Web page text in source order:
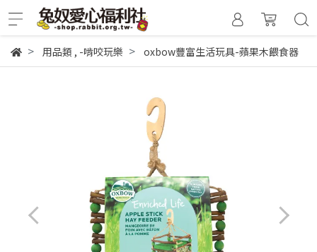
用品類 , -啃咬玩樂 oxbow豐富生活玩具-蘋果木餵食器